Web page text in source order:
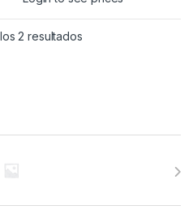
2 resultados